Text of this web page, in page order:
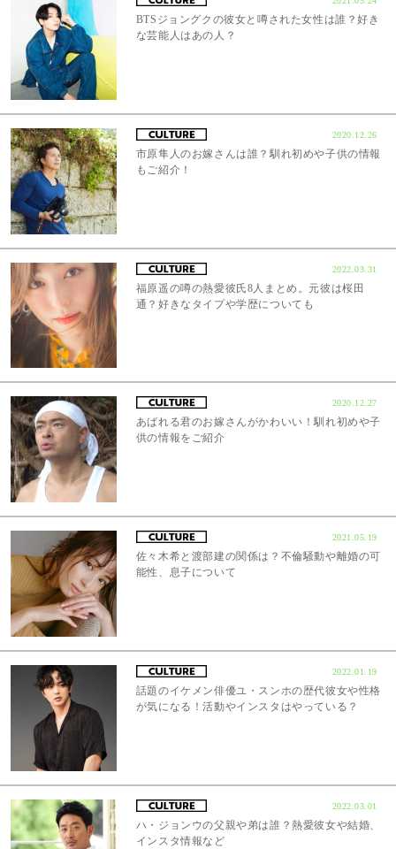
BTSジョングクの彼女と噂された女性は誰？好き
な芸能人はあの人？
2020.12.26
市原隼人のお嫁さんは誰？馴れ初めや子供の情報
もご紹介！
2022.03.31
福原遥の噂の熱愛彼氏8人まとめ。元彼は桜田
通？好きなタイプや学歴についても
2020.12.27
あばれる君のお嫁さんがかわいい！馴れ初めや子
供の情報をご紹介
2021.05.19
佐々木希と渡部建の関係は？不倫騒動や離婚の可
能性、息子について
2022.01.19
話題のイケメン俳優ユ・スンホの歴代彼女や性格
が気になる！活動やインスタはやっている？
2022.03.01
ハ・ジョンウの父親や弟は誰？熱愛彼女や結婚、
インスタ情報など